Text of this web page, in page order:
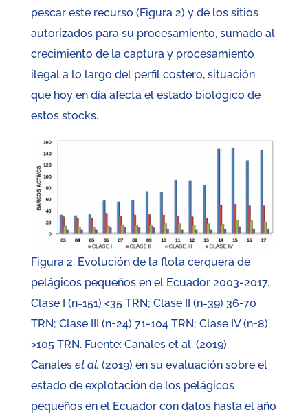
pescar este recurso (Figura 2) y de los sitios
autorizados para su procesamiento, sumado al
crecimiento de la captura y procesamiento
ilegal a lo largo del perfil costero, situación
que hoy en día afecta el estado biológico de
estos stocks.
Figura 2. Evolución de la flota cerquera de
pelágicos pequeños en el Ecuador 2003-2017.
Clase I (n=151) <35 TRN; Clase II (n=39) 36-70
TRN; Clase III (n=24) 71-104 TRN; Clase IV (n=8)
>105 TRN. Fuente: Canales et al. (2019)
Canales et al. (2019) en su evaluación sobre el
estado de explotación de los pelágicos
pequeños en el Ecuador con datos hasta el año